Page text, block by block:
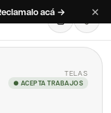
acá → ✕
TELAS
● ACEPTA TRABAJOS